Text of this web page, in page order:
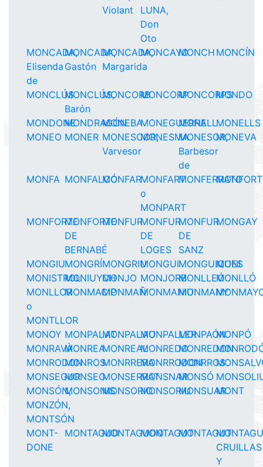
Violant
LUNA,
Don
Oto
MONCADA,
Elisenda
de
MONCADA,
Gastón
MONCADA,
Margarida
MONCAYOMONCH MONCÍN
MONCLÚSMONCLÚS,
Barón
MONCORBMONCORPMONCORPSMONDO
MONDONEMONDRAGÓN
MONEBAMONEGUERRA
MONELLMONELLS
MONEO MONER MONESCOR,
Varvesor
MONESMAMONESOR,
Barbesor
de
MONEVA
MONFA MONFALCÓMONFARMONFART
o
MONPART
MONFERRATO
MONFORT
MONFORTEMONFORTE
DE
BERNABÉ
MONFURMONFUR
DE
LOGES
MONFUR
DE
SANZ
MONGAY
MONGIUMONGRÍMONGRIUMONGUIMONGUIQUES
MONI
MONISTROLMONIUYCHMONJO MONJORBMONLLEÓMONLLÓ
MONLLOR
o
MONTLLOR
MONMACIPMONMAÑMONMANIUMONMANY
MONOY MONPALATMONPALAUMONPALLERMONPAÓNMONPÓ
MONRAVÀMONREAMONREALMONREDOMONREDON
MONRODONMONROSMONRRERAMONRRODONMONRROS
MONSEGURMONSEOMONSERRATMONSNARMONSÓ
MONSÓN,
MONZÓN,
MONTSÓN
MONSONISMONSORIOMONSORIUMONSUARMONT
MONT-
DONE
MONTAGUDMONTAGUDOMONTAGUTMONTAGUT
CRUILLAS
Y